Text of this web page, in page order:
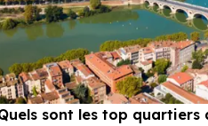
sont les top quartiers